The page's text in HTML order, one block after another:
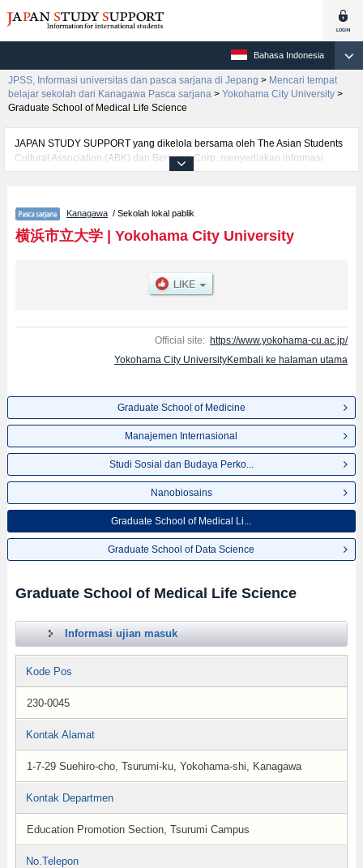
Bahasa Indonesia
JPSS, Informasi universitas dan pasca sarjana di Jepang > Mencari tempat
belajar sekolah dari Kanagawa Pasca sarjana > Yokohama City University >
Graduate School of Medical Life Science
JAPAN STUDY SUPPORT yang dikelola bersama oleh The Asian Students
Cultural Association (ABK) dan Benesse Corp. menyediakan informasi
sekitar 1300 universitas, pascasarjana, universitas yunior, akademi
informasi per jurusan riset seperti %% research %%, serta berbagai
informasi yang berguna bagi mahasiswa(i) mancanegara seperti kuota
untuk jumlah pendaftar dan jumlah kelulusan ujian masuk mahasiswa(i)
jalan, dan lainnya. Silakan memanfaatkannya.
Kanagawa / Sekolah lokal pablik
横浜市立大学| Yokohama City University
Official site: https://www.yokohama-cu.ac.jp/
Yokohama City UniversityKembali ke halaman utama
Graduate School of Medicine
Manajemen Internasional
Studi Sosial dan Budaya Perko...
Nanobiosains
Graduate School of Medical Li...
Graduate School of Data Science
Graduate School of Medical Life Science
Informasi ujian masuk
Kode Pos
230-0045
Kontak Alamat
1-7-29 Suehiro-cho, Tsurumi-ku, Yokohama-shi, Kanagawa
Kontak Departmen
Education Promotion Section, Tsurumi Campus
No.Telepon